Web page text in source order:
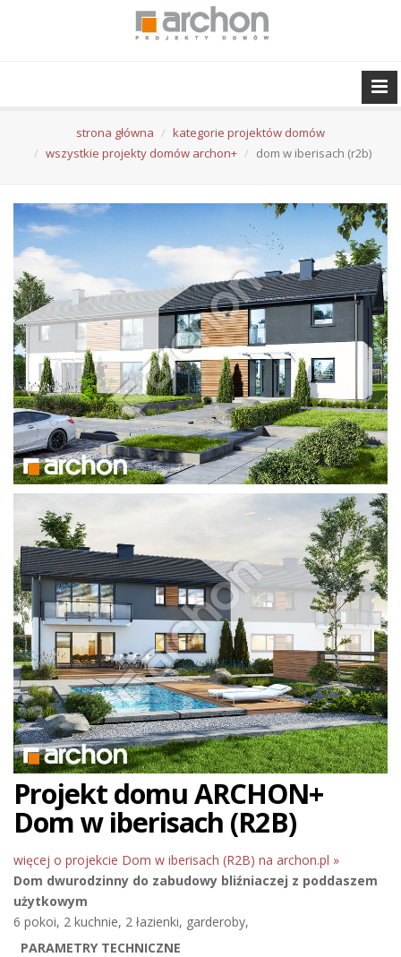
strona główna
kategorie projektów domów
wszystkie projekty domów archon+
dom w iberisach (r2b)
Projekt domu ARCHON+
Dom w iberisach (R2B)
więcej o projekcie Dom w iberisach (R2B) na archon.pl »
Dom dwurodzinny do zabudowy bliźniaczej z poddaszem
użytkowym
6 pokoi, 2 kuchnie, 2 łazienki, garderoby,
PARAMETRY TECHNICZNE